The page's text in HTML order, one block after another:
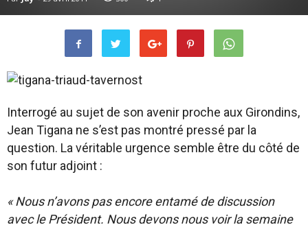
Interrogé au sujet de son avenir proche aux Girondins,
Jean Tigana ne s’est pas montré pressé par la
question. La véritable urgence semble être du côté de
son futur adjoint :
« Nous n’avons pas encore entamé de discussion
avec le Président. Nous devons nous voir la semaine